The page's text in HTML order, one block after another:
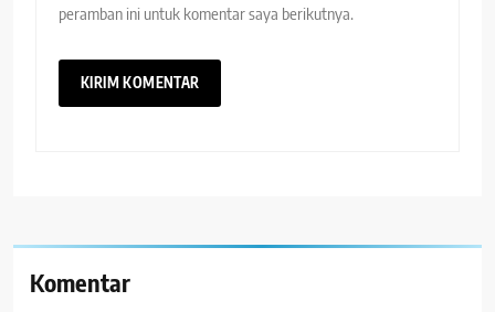
peramban ini untuk komentar saya berikutnya.
Komentar